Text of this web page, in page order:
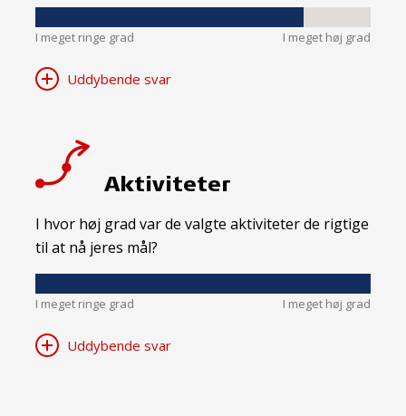
I meget ringe grad I meget høj grad
Uddybende svar
Aktiviteter
I hvor høj grad var de valgte aktiviteter de rigtige
til at nå jeres mål?
I meget ringe grad I meget høj grad
Uddybende svar